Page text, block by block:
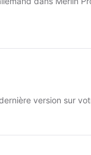
version sur